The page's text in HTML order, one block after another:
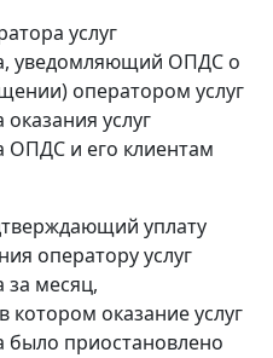
услуг
уведомляющий ОПДС о
оператором услуг
услуг
и его клиентам
уплату
оператору услуг
месяц,
оказание услуг
приостановлено